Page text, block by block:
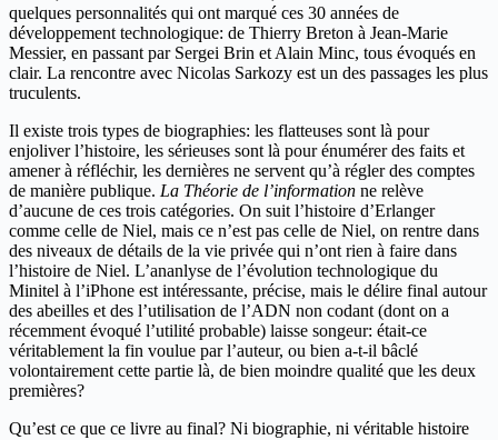
quelques personnalités qui ont marqué ces 30 années de
développement technologique: de Thierry Breton à Jean-Marie
Messier, en passant par Sergei Brin et Alain Minc, tous évoqués en
clair. La rencontre avec Nicolas Sarkozy est un des passages les plus
truculents.
Il existe trois types de biographies: les flatteuses sont là pour
enjoliver l’histoire, les sérieuses sont là pour énumérer des faits et
amener à réfléchir, les dernières ne servent qu’à régler des comptes
de manière publique. La Théorie de l’information ne relève
d’aucune de ces trois catégories. On suit l’histoire d’Erlanger
comme celle de Niel, mais ce n’est pas celle de Niel, on rentre dans
des niveaux de détails de la vie privée qui n’ont rien à faire dans
l’histoire de Niel. L’ananlyse de l’évolution technologique du
Minitel à l’iPhone est intéressante, précise, mais le délire final autour
des abeilles et des l’utilisation de l’ADN non codant (dont on a
récemment évoqué l’utilité probable) laisse songeur: était-ce
véritablement la fin voulue par l’auteur, ou bien a-t-il bâclé
volontairement cette partie là, de bien moindre qualité que les deux
premières?
Qu’est ce que ce livre au final? Ni biographie, ni véritable histoire